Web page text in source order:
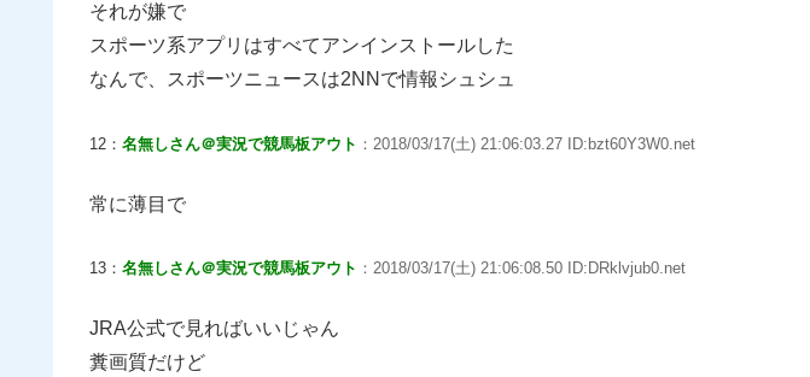
それが嫌で
スポーツ系アプリはすべてアンインストールした
なんで、スポーツニュースは2NNで情報シュシュ
12： 名無しさん＠実況で競馬板アウト ：2018/03/17(土) 21:06:03.27 ID:bzt60Y3W0.net
常に薄目で
13： 名無しさん＠実況で競馬板アウト ：2018/03/17(土) 21:06:08.50 ID:DRklvjub0.net
JRA公式で見ればいいじゃん
糞画質だけど